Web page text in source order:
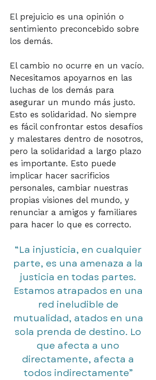
El prejuicio es una opinión o
sentimiento preconcebido sobre
los demás.
El cambio no ocurre en un vacío.
Necesitamos apoyarnos en las
luchas de los demás para
asegurar un mundo más justo.
Esto es solidaridad. No siempre
es fácil confrontar estos desafíos
y malestares dentro de nosotros,
pero la solidaridad a largo plazo
es importante. Esto puede
implicar hacer sacrificios
personales, cambiar nuestras
propias visiones del mundo, y
renunciar a amigos y familiares
para hacer lo que es correcto.
“La injusticia, en cualquier
parte, es una amenaza a la
justicia en todas partes.
Estamos atrapados en una
red ineludible de
mutualidad, atados en una
sola prenda de destino. Lo
que afecta a uno
directamente, afecta a
todos indirectamente”​​